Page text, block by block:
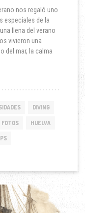
nos regaló uno
especiales de la
llena del verano
vivieron una
del mar, la calma
DIVING
FOTOS HUELVA